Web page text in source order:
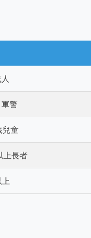
警
兒童
上長者
上